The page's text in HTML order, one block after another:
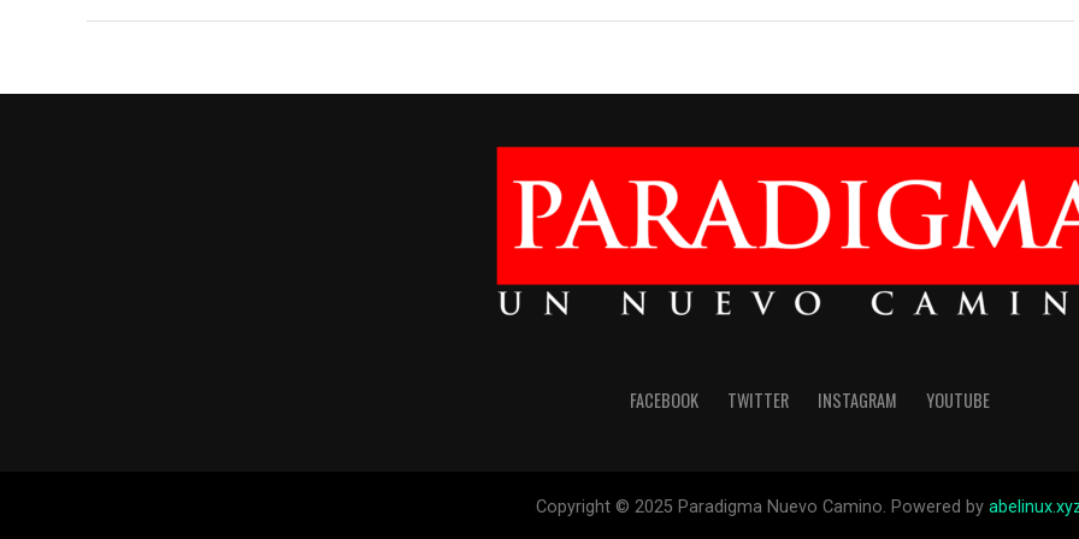
FACEBOOK TWITTER INSTAGRAM YOUTUBE
Copyright © 2025 Paradigma Nuevo Camino. Powered by